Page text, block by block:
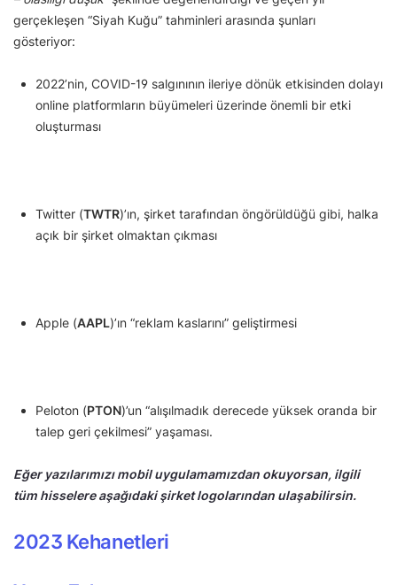
gerçekleşen “Siyah Kuğu” tahminleri arasında şunları
gösteriyor:
2022’nin, COVID-19 salgınının ileriye dönük etkisinden dolayı
online platformların büyümeleri üzerinde önemli bir etki
oluşturması
Twitter (TWTR)’ın, şirket tarafından öngörüldüğü gibi, halka
açık bir şirket olmaktan çıkması
Apple (AAPL)’ın “reklam kaslarını” geliştirmesi
Peloton (PTON)’un “alışılmadık derecede yüksek oranda bir
talep geri çekilmesi” yaşaması.
Eğer yazılarımızı mobil uygulamamızdan okuyorsan, ilgili
tüm hisselere aşağıdaki şirket logolarından ulaşabilirsin.
2023 Kehanetleri